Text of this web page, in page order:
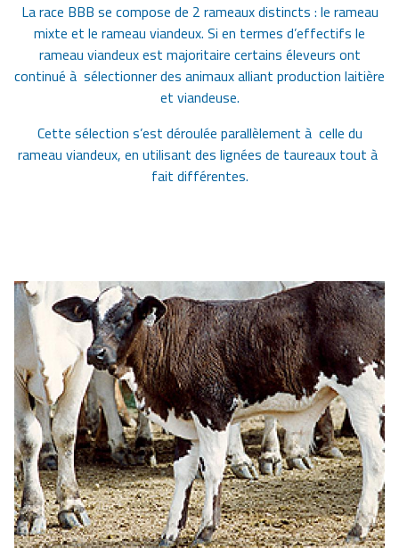
La race BBB se compose de 2 rameaux distincts : le rameau
mixte et le rameau viandeux. Si en termes d’effectifs le
rameau viandeux est majoritaire certains éleveurs ont
continué à sélectionner des animaux alliant production laitière
et viandeuse.
Cette sélection s’est déroulée parallèlement à celle du
rameau viandeux, en utilisant des lignées de taureaux tout à
fait différentes.